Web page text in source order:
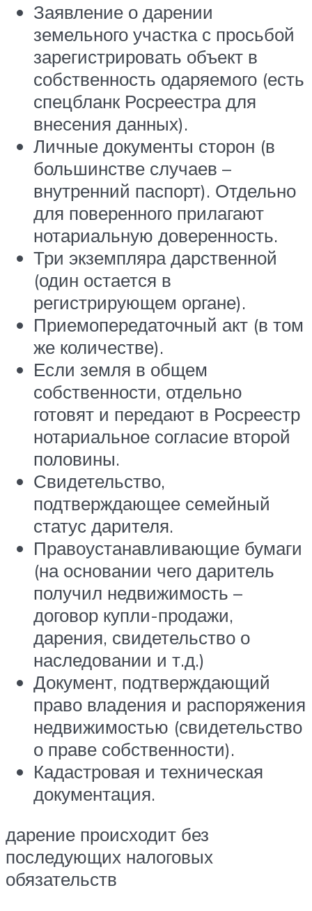
Заявление о дарении
земельного участка с просьбой
зарегистрировать объект в
собственность одаряемого (есть
спецбланк Росреестра для
внесения данных).
Личные документы сторон (в
большинстве случаев –
внутренний паспорт). Отдельно
для поверенного прилагают
нотариальную доверенность.
Три экземпляра дарственной
(один остается в
регистрирующем органе).
Приемопередаточный акт (в том
же количестве).
Если земля в общем
собственности, отдельно
готовят и передают в Росреестр
нотариальное согласие второй
половины.
Свидетельство,
подтверждающее семейный
статус дарителя.
Правоустанавливающие бумаги
(на основании чего даритель
получил недвижимость –
договор купли-продажи,
дарения, свидетельство о
наследовании и т.д.)
Документ, подтверждающий
право владения и распоряжения
недвижимостью (свидетельство
о праве собственности).
Кадастровая и техническая
документация.
дарение происходит без
последующих налоговых
обязательств